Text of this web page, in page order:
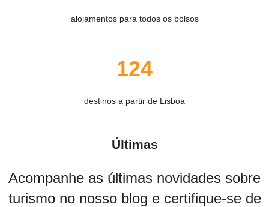
alojamentos para todos os bolsos
124
destinos a partir de Lisboa
Últimas
Acompanhe as últimas novidades sobre
turismo no nosso blog e certifique-se de